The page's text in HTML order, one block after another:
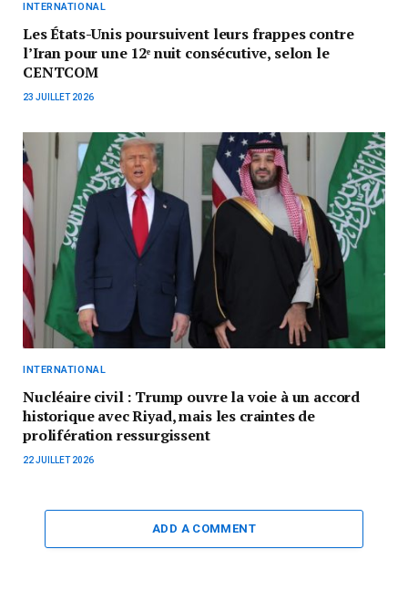
INTERNATIONAL
Les États-Unis poursuivent leurs frappes contre
l’Iran pour une 12ᵉ nuit consécutive, selon le
CENTCOM
23 JUILLET 2026
INTERNATIONAL
Nucléaire civil : Trump ouvre la voie à un accord
historique avec Riyad, mais les craintes de
prolifération ressurgissent
22 JUILLET 2026
ADD A COMMENT